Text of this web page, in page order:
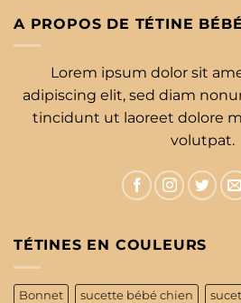
A PROPOS DE TÉTINE BÉBÉ
Lorem ipsum dolor sit
adipiscing elit, sed diam
tincidunt ut laoreet dolore
volutpat.
TÉTINES EN COULEURS
Bonnet sucette bébé chien